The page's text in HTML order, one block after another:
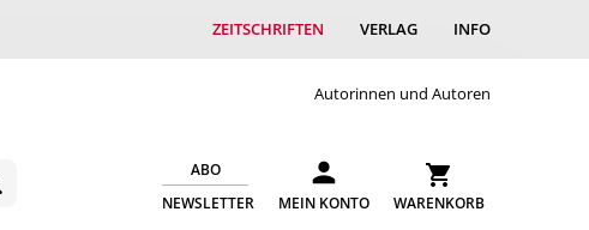
ZEITSCHRIFTEN VERLAG INFO
Autorinnen und Autoren
ABO
NEWSLETTER
MEIN KONTO WARENKORB